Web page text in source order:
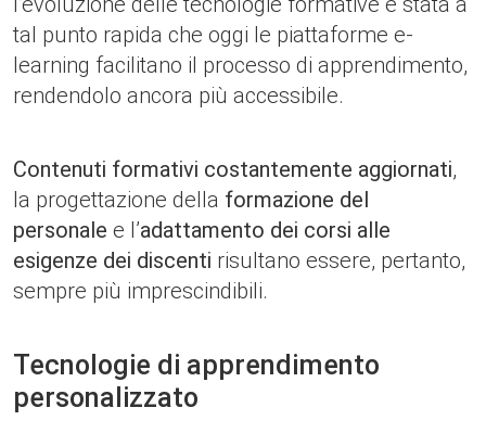
tal punto rapida che oggi le piattaforme e-
learning facilitano il processo di apprendimento,
rendendolo ancora più accessibile.
Contenuti formativi costantemente aggiornati,
la progettazione della formazione del
personale e l’adattamento dei corsi alle
esigenze dei discenti risultano essere, pertanto,
sempre più imprescindibili.
Tecnologie di apprendimento
personalizzato